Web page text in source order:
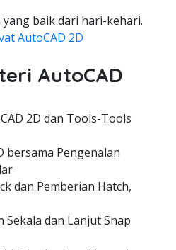
baik dari hari-kehari.
AutoCAD 2D
AutoCAD
2D dan Tools-Tools
bersama Pengenalan
dan Pemberian Hatch,
Sekala dan Lanjut Snap